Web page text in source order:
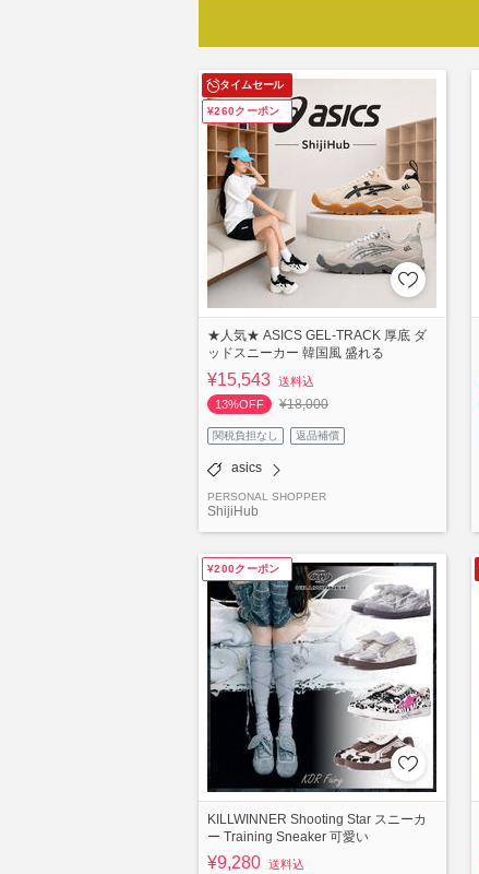
タイムセール
¥260クーポン
★人気★ ASICS GEL-TRACK 厚底 ダ
ッドスニーカー 韓国風 盛れる
¥15,543 送料込
13%OFF
¥18,000
関税負担なし 返品補償
asics
PERSONAL SHOPPER
ShijiHub
¥200クーポン
KILLWINNER Shooting Star スニーカ
ー Training Sneaker 可愛い
¥9,280 送料込